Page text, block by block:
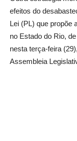
efeitos do
Lei (PL) que propõe
no Estado do Rio,
nesta terça-feira
Assembleia